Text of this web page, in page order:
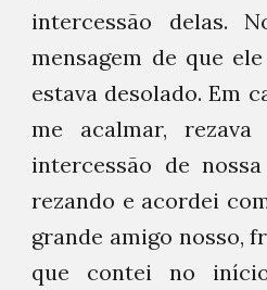
intercessão delas.
mensagem de que
estava desolado. Em
me acalmar,
intercessão de
rezando e acordei
grande amigo nosso,
que contei no